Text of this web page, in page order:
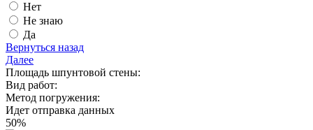
Нет
Не знаю
Да
Вернуться назад
Далее
Площадь шпунтовой стены:
Вид работ:
Метод погружения:
Идет отправка данных
50%